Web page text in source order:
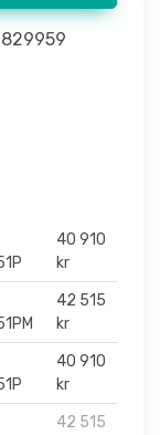
40 910
kr
42 515
kr
40 910
kr
42 515